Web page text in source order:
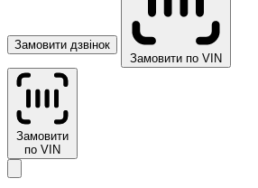
Замовити дзвінок
Замовити по VIN
Замовити
по VIN